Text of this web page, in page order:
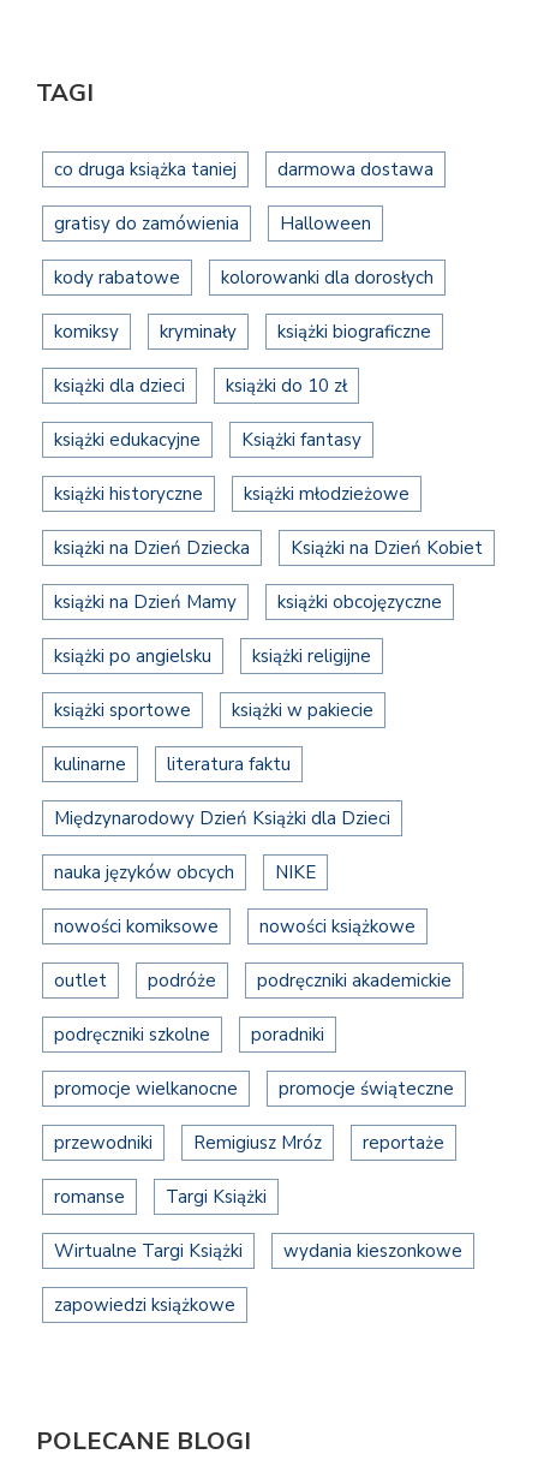
TAGI
co druga książka taniej darmowa dostawa
gratisy do zamówienia Halloween
kody rabatowe kolorowanki dla dorosłych
komiksy kryminały książki biograficzne
książki dla dzieci książki do 10 zł
książki edukacyjne Książki fantasy
książki historyczne książki młodzieżowe
książki na Dzień Dziecka Książki na Dzień Kobiet
książki na Dzień Mamy książki obcojęzyczne
książki po angielsku książki religijne
książki sportowe książki w pakiecie
kulinarne literatura faktu
Międzynarodowy Dzień Książki dla Dzieci
nauka języków obcych NIKE
nowości komiksowe nowości książkowe
outlet podróże podręczniki akademickie
podręczniki szkolne poradniki
promocje wielkanocne promocje świąteczne
przewodniki Remigiusz Mróz reportaże
romanse Targi Książki
Wirtualne Targi Książki wydania kieszonkowe
zapowiedzi książkowe
POLECANE BLOGI